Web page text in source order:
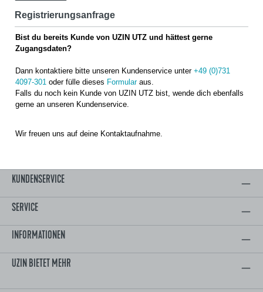
Registrierungsanfrage
Bist du bereits Kunde von UZIN UTZ und hättest gerne
Zugangsdaten?
Dann kontaktiere bitte unseren Kundenservice unter +49 (0)731
4097-301 oder fülle dieses Formularaus.
Falls du noch kein Kunde von UZIN UTZ bist, wende dich ebenfalls
gerne an unseren Kundenservice.
Wir freuen uns auf deine Kontaktaufnahme.
KUNDENSERVICE
SERVICE
INFORMATIONEN
UZIN BIETET MEHR